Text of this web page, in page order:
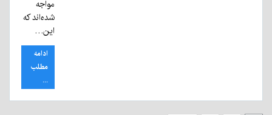
مواجه
شده‌اند که
این…
ادامه
مطلب
...